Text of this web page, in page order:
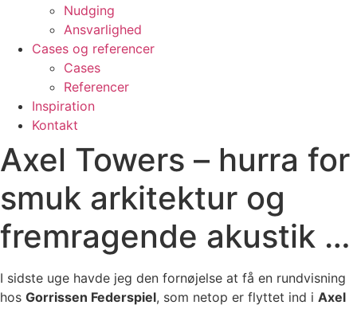
Nudging
Ansvarlighed
Cases og referencer
Cases
Referencer
Inspiration
Kontakt
Axel Towers – hurra for
smuk arkitektur og
fremragende akustik …
I sidste uge havde jeg den fornøjelse at få en rundvisning
hos Gorrissen Federspiel, som netop er flyttet ind i Axel